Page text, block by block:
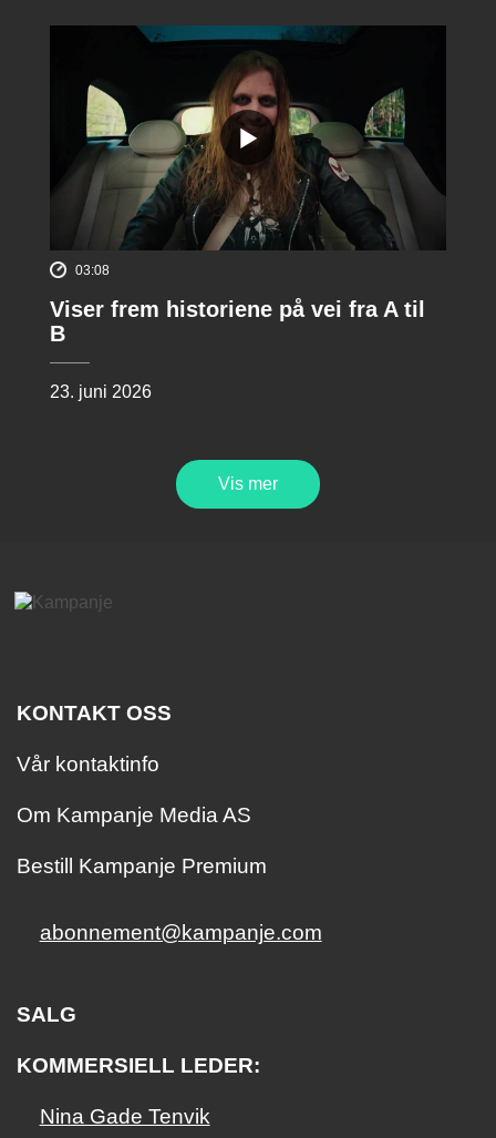
03:08
Viser frem historiene på vei fra A til
B
23. juni 2026
Vis mer
KONTAKT OSS
Vår kontaktinfo
Om Kampanje Media AS
Bestill Kampanje Premium
abonnement@kampanje.com
SALG
KOMMERSIELL LEDER:
Nina Gade Tenvik